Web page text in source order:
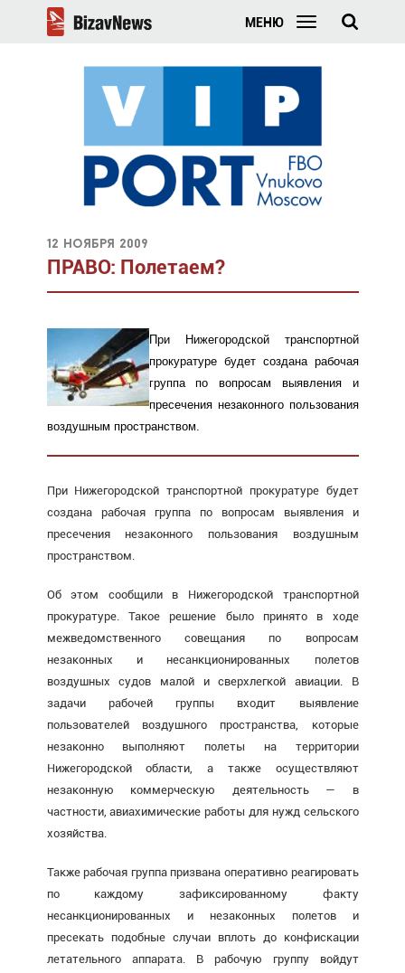
МЕНЮ
12 ноября 2009
ПРАВО: Полетаем?
При Нижегородской транспорт­ной
прокуратуре будет создана рабочая
группа по вопросам выявления и
пресечения незаконного пользования
воздушным пространством.
При Нижегородской транспорт­ной прокуратуре будет
создана рабочая группа по вопросам выявления и
пресечения незаконного пользования воздушным
пространством.
Об этом сообщили в Нижегородской транспортной
прокуратуре. Такое решение было принято в ходе
межведомственного совещания по вопросам
незаконных и несанк­ционированных полетов
воздушных судов малой и сверхлегкой авиации. В
задачи рабочей группы входит выявление
пользователей воздушного пространства, которые
незаконно выполняют полеты на территории
Нижегородской области, а также осуществляют
незаконную коммерческую деятельность — в
частности, авиа­химические работы для нужд сельского
хозяйства.
Также рабочая группа призвана оперативно реагировать
по каждому зафиксированному факту
несанкционированных и незаконных полетов и
пресекать подобные случаи вплоть до конфискации
летательного аппарата. В рабочую группу войдут